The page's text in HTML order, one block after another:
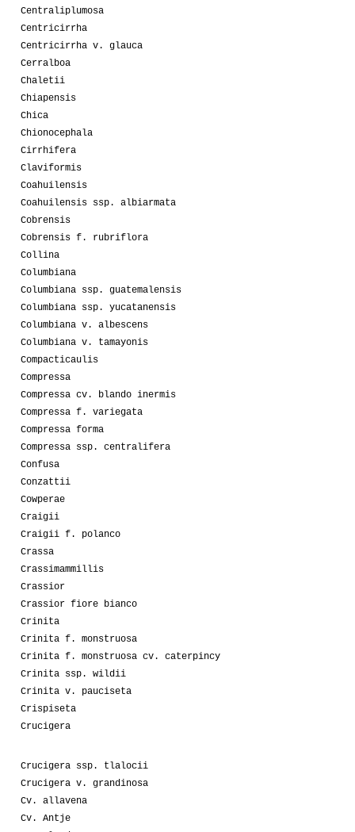
Centraliplumosa
Centricirrha
Centricirrha v. glauca
Cerralboa
Chaletii
Chiapensis
Chica
Chionocephala
Cirrhifera
Claviformis
Coahuilensis
Coahuilensis ssp. albiarmata
Cobrensis
Cobrensis f. rubriflora
Collina
Columbiana
Columbiana ssp. guatemalensis
Columbiana ssp. yucatanensis
Columbiana v. albescens
Columbiana v. tamayonis
Compacticaulis
Compressa
Compressa cv. blando inermis
Compressa f. variegata
Compressa forma
Compressa ssp. centralifera
Confusa
Conzattii
Cowperae
Craigii
Craigii f. polanco
Crassa
Crassimammillis
Crassior
Crassior fiore bianco
Crinita
Crinita f. monstruosa
Crinita f. monstruosa cv. caterpincy
Crinita ssp. wildii
Crinita v. pauciseta
Crispiseta
Crucigera
Crucigera ssp. tlalocii
Crucigera v. grandinosa
Cv. allavena
Cv. Antje